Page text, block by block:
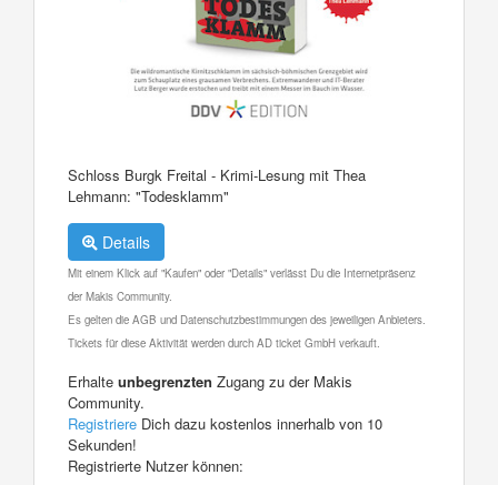
Schloss Burgk Freital - Krimi-Lesung mit Thea
Lehmann: "Todesklamm"
Details
Mit einem Klick auf "Kaufen" oder "Details" verlässt Du die Internetpräsenz
der Makis Community.
Es gelten die AGB und Datenschutzbestimmungen des jeweiligen Anbieters.
Tickets für diese Aktivität werden durch AD ticket GmbH verkauft.
Erhalte unbegrenzten Zugang zu der Makis
Community.
Registriere Dich dazu kostenlos innerhalb von 10
Sekunden!
Registrierte Nutzer können: